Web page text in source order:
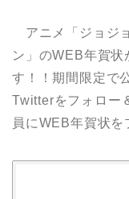
アニメ「ジョジ
ン」のWEB年賀状
す！！期間限定で
Twitterをフォロー
員にWEB年賀状を